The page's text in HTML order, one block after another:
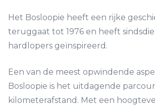
Het Bosloopie heeft een rijke
teruggaat tot 1976 en heeft
hardlopers geïnspireerd.
Een van de meest opwindende
Bosloopie is het uitdagende
kilometerafstand. Met een